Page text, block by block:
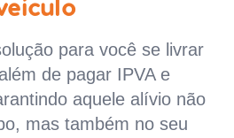
para você se livrar
de pagar IPVA e
aquele alívio não
mas também no seu